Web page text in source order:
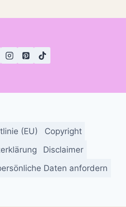
(EU)
Copyright
Disclaimer
Daten anfordern